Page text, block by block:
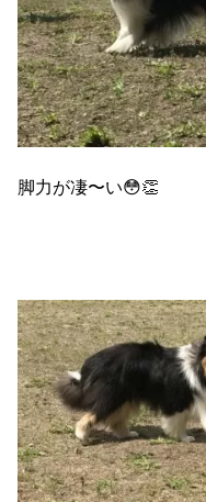
脚力が凄〜い😳👏